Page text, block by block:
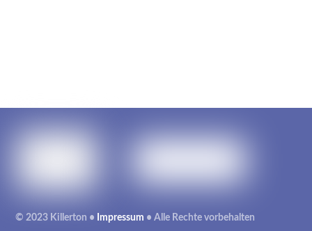
© 2023 Killerton • Impressum • Alle Rechte vorbehalten